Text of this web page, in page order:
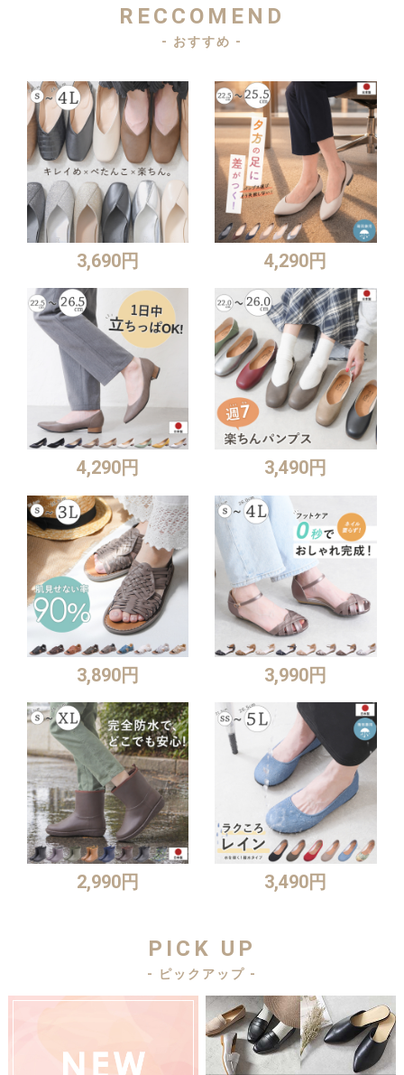
RECCOMEND
- おすすめ -
3,690円 4,290円
4,290円 3,490円
3,890円 3,990円
2,990円 3,490円
PICK UP
- ピックアップ -